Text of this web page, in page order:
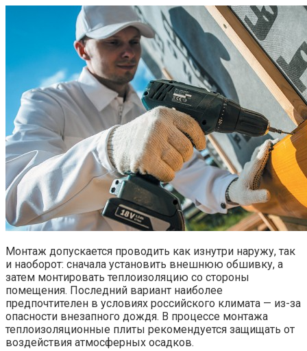
Монтаж допускается проводить как изнутри наружу, так
и наоборот: сначала установить внешнюю обшивку, а
затем монтировать теплоизоляцию со стороны
помещения. Последний вариант наиболее
предпочтителен в условиях российского климата — из-за
опасности внезапного дождя. В процессе монтажа
теплоизоляционные плиты рекомендуется защищать от
воздействия атмосферных осадков.